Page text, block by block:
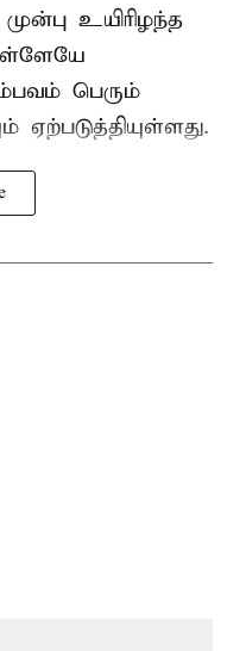
உயிரிழந்த
பெரும்
ஏற்படுத்தியுள்ளது.